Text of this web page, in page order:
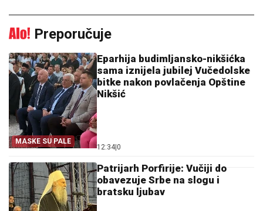
Preporučuje
MASKE SU PALE
Eparhija budimljansko-nikšićka
sama iznijela jubilej Vučedolske
bitke nakon povlačenja Opštine
Nikšić
12:34|0
Patrijarh Porfirije: Vučiji do
obavezuje Srbe na slogu i
bratsku ljubav